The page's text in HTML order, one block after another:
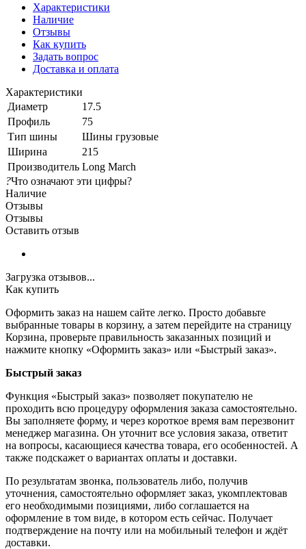
Характеристики
Наличие
Отзывы
Как купить
Задать вопрос
Доставка и оплата
Характеристики
Диаметр
17.5
Профиль
75
Тип шины
Шины грузовые
Ширина
215
Производитель Long March
?Что означают эти цифры?
Наличие
Отзывы
Отзывы
Оставить отзыв
Загрузка отзывов...
Как купить
Оформить заказ на нашем сайте легко. Просто добавьте
выбранные товары в корзину, а затем перейдите на страницу
Корзина, проверьте правильность заказанных позиций и
нажмите кнопку «Оформить заказ» или «Быстрый заказ».
Быстрый заказ
Функция «Быстрый заказ» позволяет покупателю не
проходить всю процедуру оформления заказа самостоятельно.
Вы заполняете форму, и через короткое время вам перезвонит
менеджер магазина. Он уточнит все условия заказа, ответит
на вопросы, касающиеся качества товара, его особенностей. А
также подскажет о вариантах оплаты и доставки.
По результатам звонка, пользователь либо, получив
уточнения, самостоятельно оформляет заказ, укомплектовав
его необходимыми позициями, либо соглашается на
оформление в том виде, в котором есть сейчас. Получает
подтверждение на почту или на мобильный телефон и ждёт
доставки.